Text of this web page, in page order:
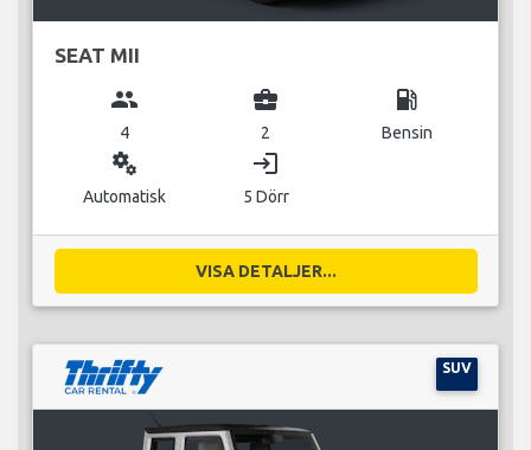
SEAT MII
group
4
business_center
2
local_gas_station
Bensin
miscellaneous_services
Automatisk
login
5 Dörr
VISA DETALJER...
SUV